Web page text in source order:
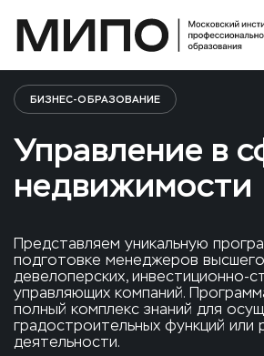
БИЗНЕС-ОБРАЗОВАНИЕ
Управление в
недвижимости
Представляем уникальную
подготовке менеджеров
девелоперских, инвестиционно-
управляющих компаний.
полный комплекс знаний для
градостроительных функций или
деятельности.